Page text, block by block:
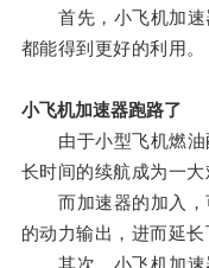
首先，小飞机加速
都能得到更好的利用。
小飞机加速器跑路了
由于小型飞机燃油
长时间的续航成为一大
而加速器的加入，
的动力输出，进而延长